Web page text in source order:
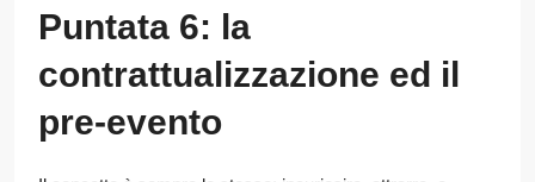
Puntata 6: la
contrattualizzazione ed il
pre-evento